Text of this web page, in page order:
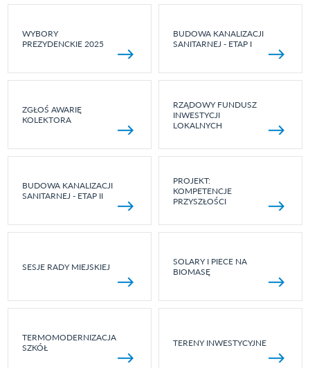
WYBORY
PREZYDENCKIE 2025
BUDOWA KANALIZACJI
SANITARNEJ - ETAP I
ZGŁOŚ AWARIĘ
KOLEKTORA
RZĄDOWY FUNDUSZ
INWESTYCJI
LOKALNYCH
BUDOWA KANALIZACJI
SANITARNEJ - ETAP II
PROJEKT:
KOMPETENCJE
PRZYSZŁOŚCI
SESJE RADY MIEJSKIEJ
SOLARY I PIECE NA
BIOMASĘ
TERMOMODERNIZACJA
SZKÓŁ
TERENY INWESTYCYJNE